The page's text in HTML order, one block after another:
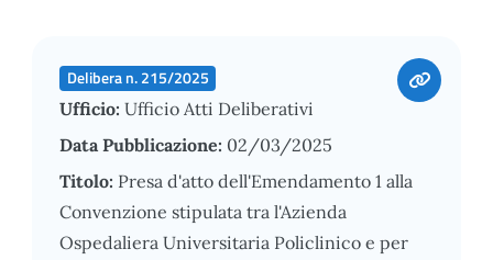
Delibera n. 215/2025
Ufficio: Ufficio Atti Deliberativi
Data Pubblicazione: 02/03/2025
Titolo: Presa d'atto dell'Emendamento 1 alla
Convenzione stipulata tra l'Azienda
Ospedaliera Universitaria Policlinico e per